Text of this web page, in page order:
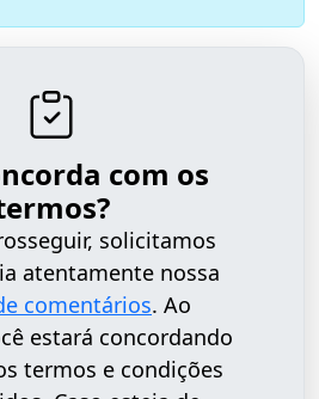
com os
solicitamos
atentamente nossa
comentários. Ao
estará concordando
termos e condições